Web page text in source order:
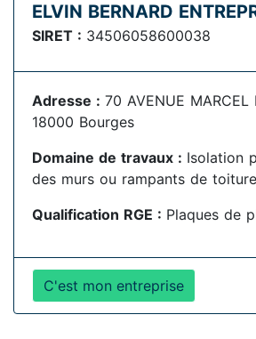
ELVIN BERNARD
SIRET : 34506058600038
Adresse : 70 AVENUE MARCEL
18000 Bourges
Domaine de travaux : Isolation
des murs ou rampants de
Qualification RGE : Plaques de
C'est mon entreprise